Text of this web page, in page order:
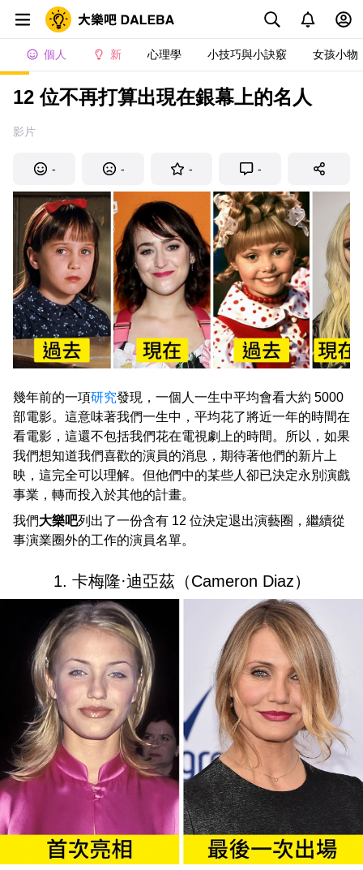
個人 新 心理學 小技巧與小訣竅 女孩小物
12 位不再打算出現在銀幕上的名人
影片
- - - -
幾年前的一項研究發現，一個人一生中平均會看大約 5000
部電影。這意味著我們一生中，平均花了將近一年的時間在
看電影，這還不包括我們花在電視劇上的時間。所以，如果
我們想知道我們喜歡的演員的消息，期待著他們的新片上
映，這完全可以理解。但他們中的某些人卻已決定永別演戲
事業，轉而投入於其他的計畫。
我們大樂吧列出了一份含有 12 位決定退出演藝圈，繼續從
事演業圈外的工作的演員名單。
1. 卡梅隆·迪亞茲（Cameron Diaz）